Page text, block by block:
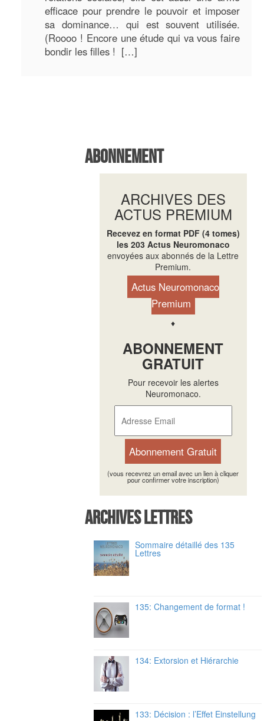
efficace pour prendre le pouvoir et imposer
sa dominance… qui est souvent utilisée.
(Roooo ! Encore une étude qui va vous faire
bondir les filles ! […]
Abonnement
ARCHIVES DES
ACTUS PREMIUM
Recevez en format PDF (4 tomes)
les 203 Actus Neuromonaco
envoyées aux abonnés de la Lettre
Premium.
Actus Neuromonaco
Premium
♦
ABONNEMENT
GRATUIT
Pour recevoir les alertes
Neuromonaco.
(vous recevrez un email avec un lien à cliquer
pour confirmer votre inscription)
Archives Lettres
Sommaire détaillé des 135
Lettres
135: Changement de format !
134: Extorsion et Hiérarchie
133: Décision : l’Effet Einstellung